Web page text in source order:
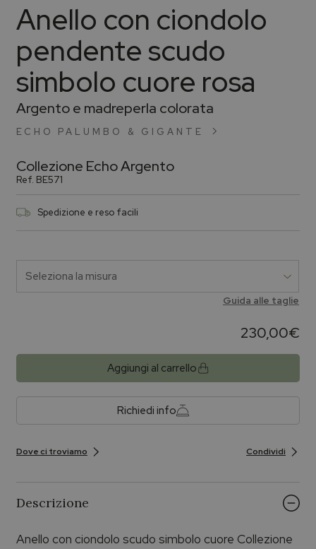
ECHO PALUMBO & GIGANTE
Anello con ciondolo
pendente scudo
simbolo cuore rosa
Argento e madreperla colorata
Collezione Echo Argento
Ref. BE571
Spedizione e reso facili
Guida alle taglie
230,00€
Aggiungi al carrello
Richiedi info
Dove ci troviamo Condividi
Descrizione
Anello con ciondolo scudo simbolo cuore Collezione